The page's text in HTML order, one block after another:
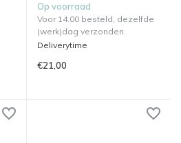
Op voorraad
Voor 14.00 besteld, dezelfde
(werk)dag verzonden.
Deliverytime
€21,00